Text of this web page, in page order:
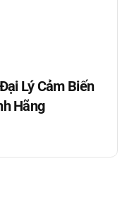
Lý Cảm Biến
Hãng